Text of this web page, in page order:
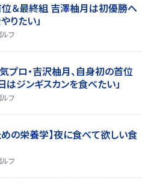
＆最終組 吉澤柚月は初優勝へ
りたい」
ルフ
気プロ・吉沢柚月、自身初の首位
はジンギスカンを食べたい」
ルフ
めの栄養学】夜に食べて欲しい食
ルフ